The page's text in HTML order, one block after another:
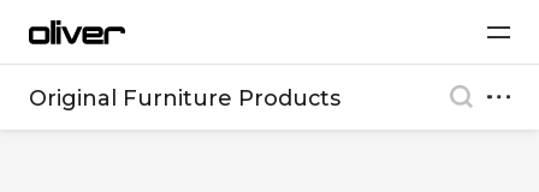
Original Furniture Products